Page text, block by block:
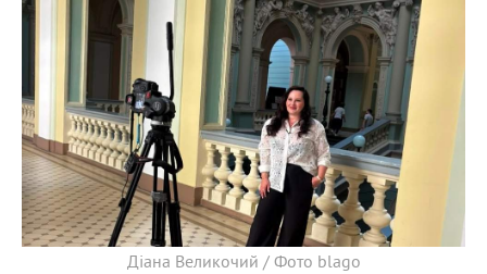
Діана Великочий / Фото blago